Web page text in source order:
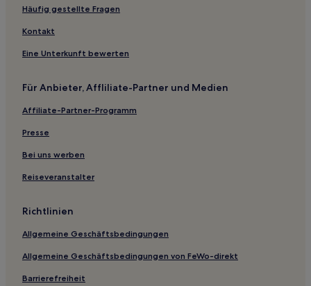
Landkreis Erding: Hotels
Oberpaindorf Hotels
Dornach Hotels
Wang Hotels
Volkenschwand Hotels
Landkreis Rosenheim: Hotels
Hotels nahe Klinikum Landkreis Erding
Feldmoching: Hotels
Hotels mit Parkplatz in Riem
Business in Altenerding
Business in Bayern
Hotels mit inbegriffenem Frühstück in Bayern
Häufig gestellte Fragen
Kontakt
Eine Unterkunft bewerten
Für Anbieter, Affliliate-Partner und Medien
Affiliate-Partner-Programm
Presse
Bei uns werben
Reiseveranstalter
Richtlinien
Allgemeine Geschäftsbedingungen
Allgemeine Geschäftsbedingungen von FeWo-direkt
Barrierefreiheit